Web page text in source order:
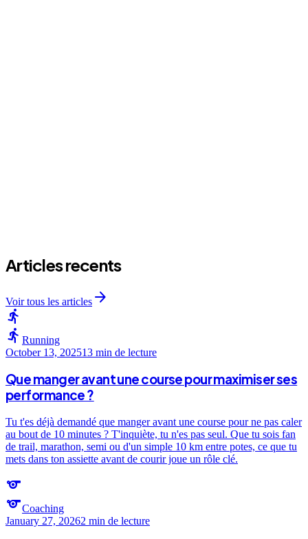
Articles recents
Voir tous les articles arrow_forward
directions_run
directions_run Running
October 13, 202513 min de lecture
Que manger avant une course pour maximiser ses
performance ?
Tu t'es déjà demandé que manger avant une course pour ne pas caler
au bout de 10 minutes ? T'inquiète, tu n'es pas seul. Que tu sois fan
de trail, marathon, semi ou d'un simple 10 km entre potes, ce que tu
mets dans ton assiette avant de courir joue un rôle clé.
sports
sportsCoaching
January 27, 20262 min de lecture